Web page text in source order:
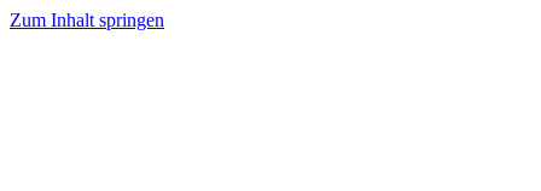
Zum Inhalt springen